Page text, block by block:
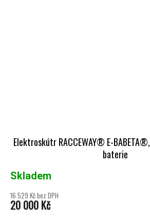
Elektroskútr RACCEWAY® E-
baterie
Skladem
16 529 Kč bez DPH
20 000 Kč